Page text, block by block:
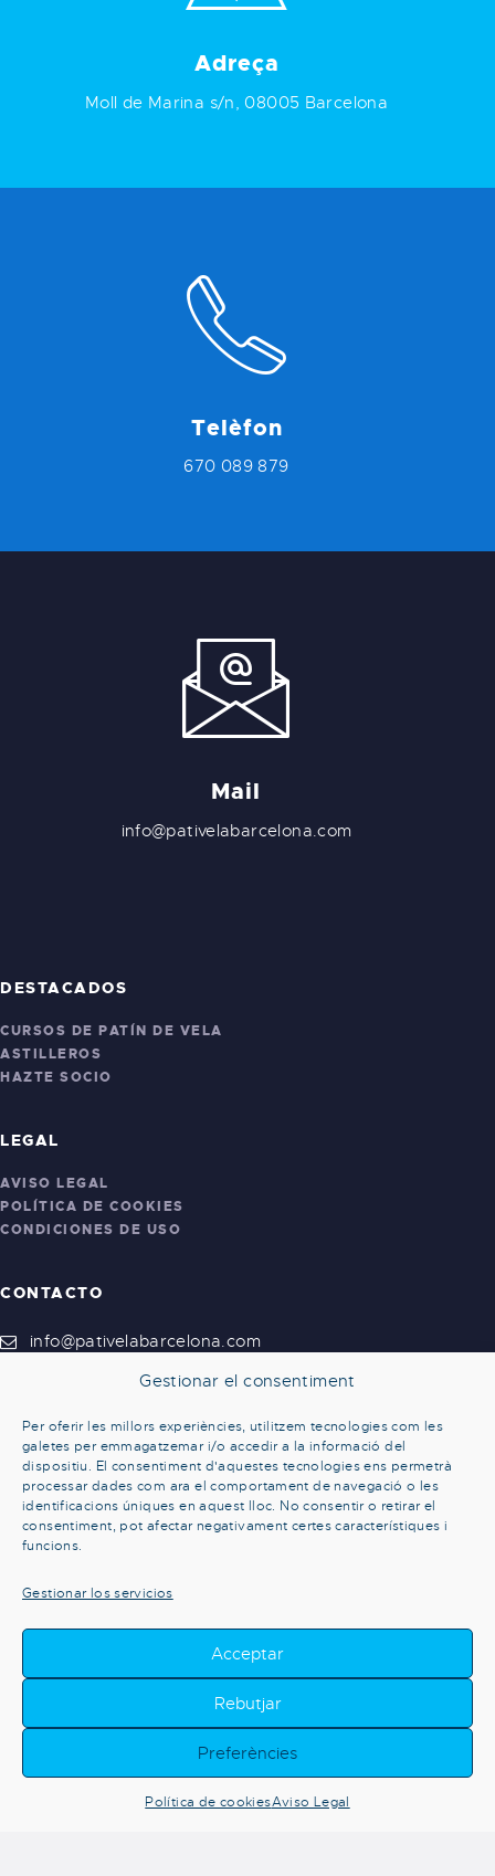
Gestionar el consentiment
Per oferir les millors experiències, utilitzem tecnologies com les
galetes per emmagatzemar i/o accedir a la informació del
dispositiu. El consentiment d'aquestes tecnologies ens permetrà
processar dades com ara el comportament de navegació o les
identificacions úniques en aquest lloc. No consentir o retirar el
consentiment, pot afectar negativament certes característiques i
funcions.
Gestionar los servicios
Acceptar
Rebutjar
Preferències
Política de cookiesAviso Legal
Adreça
Moll de Marina s/n, 08005 Barcelona
Telèfon
670 089 879
Mail
info@pativelabarcelona.com
DESTACADOS
CURSOS DE PATÍN DE VELA
ASTILLEROS
HAZTE SOCIO
LEGAL
AVISO LEGAL
POLÍTICA DE COOKIES
CONDICIONES DE USO
CONTACTO
info@pativelabarcelona.com
¿Dónde estamos?
@ Copyright | Club Patí Vela Barcelona 2026Suport Web x
erigin